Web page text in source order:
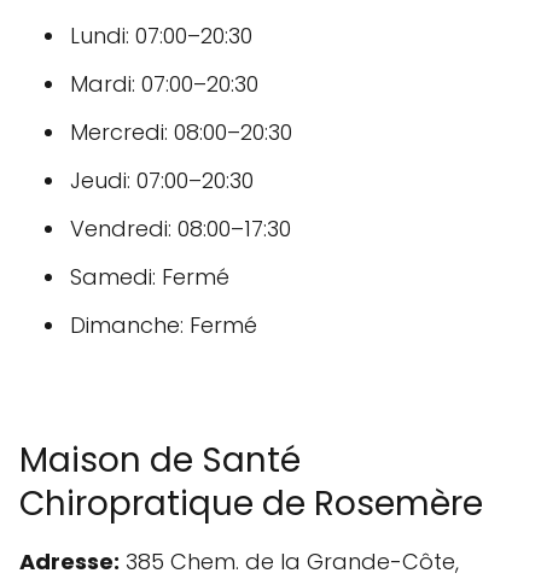
Lundi: 07:00–20:30
Mardi: 07:00–20:30
Mercredi: 08:00–20:30
Jeudi: 07:00–20:30
Vendredi: 08:00–17:30
Samedi: Fermé
Dimanche: Fermé
Maison de Santé
Chiropratique de Rosemère
Adresse: 385 Chem. de la Grande-Côte,